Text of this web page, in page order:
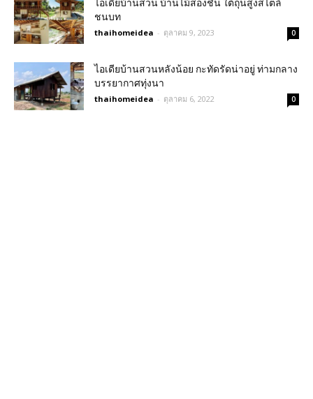
ไอเดียบ้านสวน บ้านไม้สองชั้น ใต้ถุนสูงสไตล์
ชนบท
thaihomeidea - ตุลาคม 9, 2023 0
ไอเดียบ้านสวนหลังน้อย กะทัดรัดน่าอยู่ ท่ามกลาง
บรรยากาศทุ่งนา
thaihomeidea - ตุลาคม 6, 2022 0